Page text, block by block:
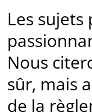
Les
Nous
sûr, mais
de la